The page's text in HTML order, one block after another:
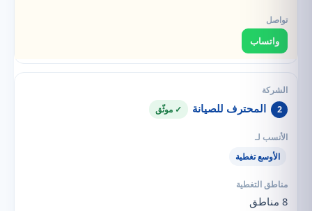
واتساب
2 المحترف للصيانة ✓ موثّق
الأوسع تغطية
8 مناطق